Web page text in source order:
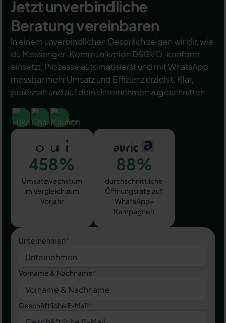
Jetzt unverbindliche
Beratung vereinbaren
In einem unverbindlichen Gespräch zeigen wir dir, wie
du Messenger-Kommunikation DSGVO-konform
einsetzt, Prozesse automatisierst und mit WhatsApp
messbar mehr Umsatz und Effizienz erzielst. Klar,
praxisnah und auf dein Unternehmen zugeschnitten.
458%
Umsatzwachstum
im Vergleich zum
Vorjahr
88%
durchschnittliche
Öffnungsrate auf
WhatsApp-
Kampagnen
Unternehmen*
Vorname & Nachname*
Geschäftliche E-Mail*